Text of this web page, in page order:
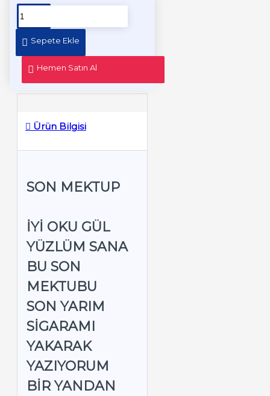
Sepete Ekle
Hemen Satın Al
Ürün Bilgisi
SON MEKTUP
İYI OKU GÜL
YÜZLÜM SANA
BU SON
MEKTUBU
SON YARIM
SIGARAMI
YAKARAK
YAZIYORUM
BIR YANDAN